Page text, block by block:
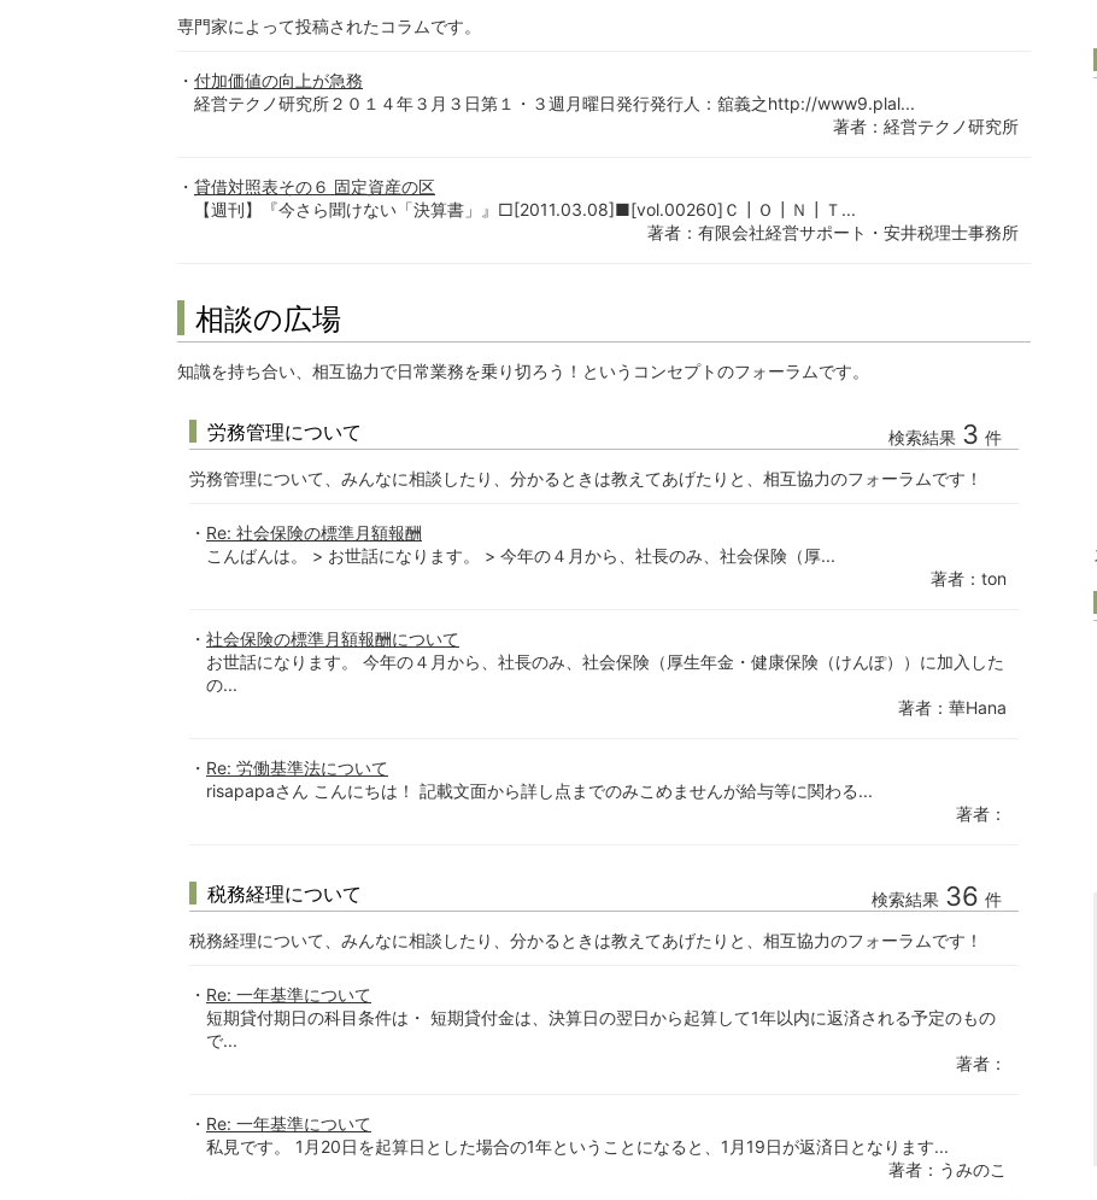
専門家によって投稿されたコラムです。
付加価値の向上が急務
経営テクノ研究所２０１４年３月３日第１・３週月曜日発行発行人：舘義之http://www9.plal...
著者：経営テクノ研究所
貸借対照表その６ 固定資産の区
【週刊】『今さら聞けない「決算書」』□[2011.03.08]■[vol.00260]Ｃ┃Ｏ┃Ｎ┃Ｔ...
著者：有限会社経営サポート・安井税理士事務所
相談の広場
知識を持ち合い、相互協力で日常業務を乗り切ろう！というコンセプトのフォーラムです。
労務管理について 検索結果 3 件
労務管理について、みんなに相談したり、分かるときは教えてあげたりと、相互協力のフォーラムです！
Re: 社会保険の標準月額報酬
こんばんは。 > お世話になります。 > 今年の４月から、社長のみ、社会保険（厚...
著者：ton
社会保険の標準月額報酬について
お世話になります。 今年の４月から、社長のみ、社会保険（厚生年金・健康保険（けんぽ））に加入した
の...
著者：華Hana
Re: 労働基準法について
risapapaさん こんにちは！ 記載文面から詳し点までのみこめませんが給与等に関わる...
著者：
税務経理について 検索結果 36 件
税務経理について、みんなに相談したり、分かるときは教えてあげたりと、相互協力のフォーラムです！
Re: 一年基準について
短期貸付期日の科目条件は・ 短期貸付金は、決算日の翌日から起算して1年以内に返済される予定のもの
で...
著者：
Re: 一年基準について
私見です。 1月20日を起算日とした場合の1年ということになると、1月19日が返済日となります...
著者：うみのこ